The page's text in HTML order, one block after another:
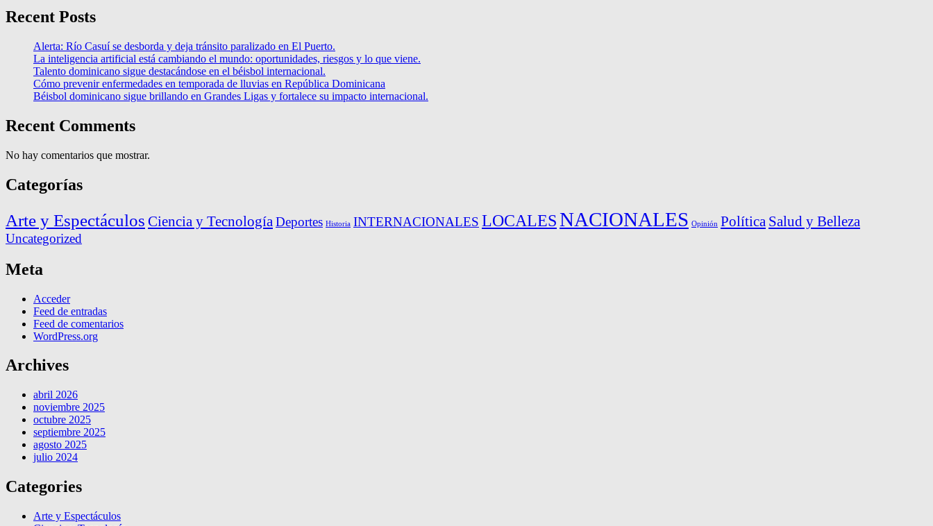
Recent Posts
Alerta: Río Casuí se desborda y deja tránsito paralizado en El Puerto.
La inteligencia artificial está cambiando el mundo: oportunidades, riesgos y lo que viene.
Talento dominicano sigue destacándose en el béisbol internacional.
Cómo prevenir enfermedades en temporada de lluvias en República Dominicana
Béisbol dominicano sigue brillando en Grandes Ligas y fortalece su impacto internacional.
Recent Comments
No hay comentarios que mostrar.
Categorías
Arte y Espectáculos Ciencia y Tecnología Deportes Historia INTERNACIONALES LOCALESNACIONALES Opinión Política Salud y Belleza
Uncategorized
Meta
Acceder
Feed de entradas
Feed de comentarios
WordPress.org
Archives
abril 2026
noviembre 2025
octubre 2025
septiembre 2025
agosto 2025
julio 2024
Categories
Arte y Espectáculos